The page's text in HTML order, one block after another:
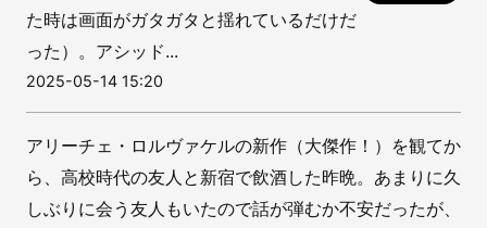
た時は画面がガタガタと揺れているだけだ
った）。アシッド...
2025-05-14 15:20
アリーチェ・ロルヴァケルの新作（大傑作！）を観てか
ら、高校時代の友人と新宿で飲酒した昨晩。あまりに久
しぶりに会う友人もいたので話が弾むか不安だったが、